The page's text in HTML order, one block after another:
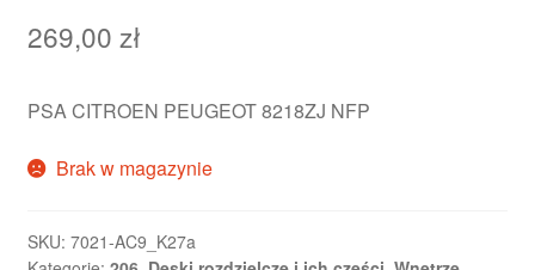
269,00 zł
PSA CITROEN PEUGEOT 8218ZJ NFP
Brak w magazynie
SKU: 7021-AC9_K27a